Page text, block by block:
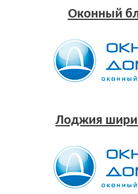
Оконный
Лоджия